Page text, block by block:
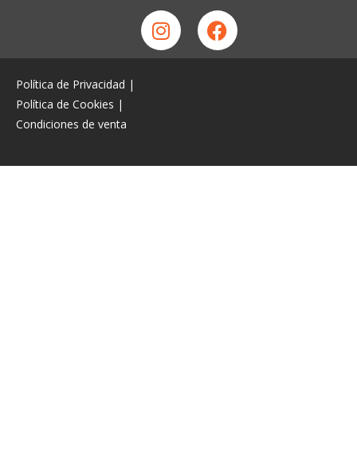
Política de Privacidad |
Política de Cookies |
Condiciones de venta